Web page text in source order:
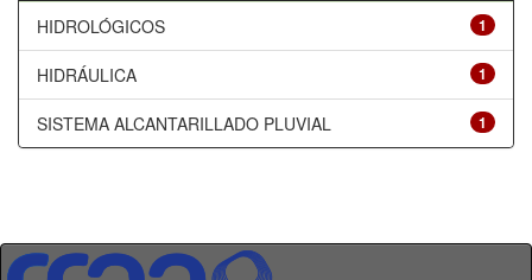
1
HIDROLÓGICOS
1
HIDRÁULICA
1
SISTEMA ALCANTARILLADO PLUVIAL